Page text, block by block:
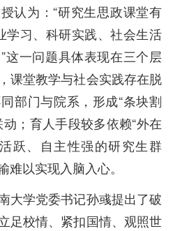
认为：“研究生思政课堂有
学习、科研实践、社会生活
这一问题具体表现在三个层
课堂教学与社会实践存在脱
部门与院系，形成“条块割
；育人手段较多依赖“外在
跃、自主性强的研究生群
以实现入脑入心。
大学党委书记孙彧提出了破
足校情、紧扣国情、观照世